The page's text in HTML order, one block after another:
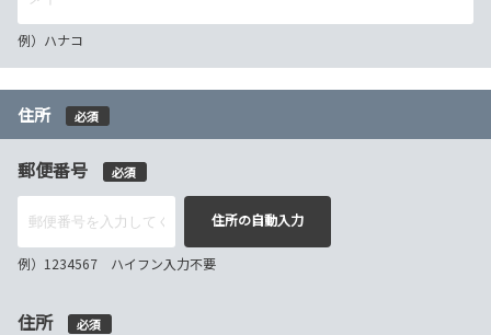
例）ハナコ
住所 必須
郵便番号 必須
住所の自動入力
例）1234567 ハイフン入力不要
住所 必須